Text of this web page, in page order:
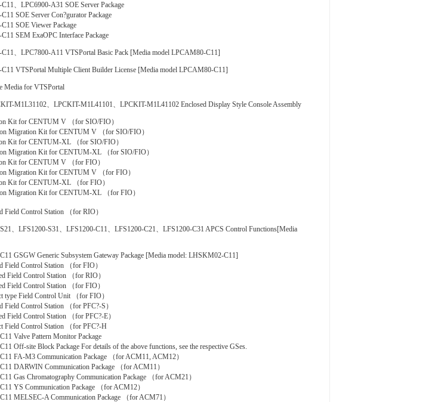
、LPC6900-A31 SOE Server Package
SOE Server Con?gurator Package
SOE Viewer Package
SEM ExaOPC Interface Package
、LPC7800-A11 VTSPortal Basic Pack [Media model LPCAM80-C11]
VTSPortal Multiple Client Builder License [Media model LPCAM80-C11]
Media for VTSPortal
M1L31102、LPCKIT-M1L41101、LPCKIT-M1L41102 Enclosed Display Style Console Assembly
Kit for CENTUM V （for SIO/FIO）
Migration Kit for CENTUM V （for SIO/FIO）
Kit for CENTUM-XL （for SIO/FIO）
Migration Kit for CENTUM-XL （for SIO/FIO）
Kit for CENTUM V （for FIO）
Migration Kit for CENTUM V （for FIO）
Kit for CENTUM-XL （for FIO）
Migration Kit for CENTUM-XL （for FIO）
Field Control Station （for RIO）
、LFS1200-S31、LFS1200-C11、LFS1200-C21、LFS1200-C31 APCS Control Functions[Media
GSGW Generic Subsystem Gateway Package [Media model: LHSKM02-C11]
Field Control Station （for FIO）
Field Control Station （for RIO）
Field Control Station （for FIO）
type Field Control Unit （for FIO）
Control Station （for PFC?-S）
Field Control Station （for PFC?-E）
Field Control Station （for PFC?-H
Valve Pattern Monitor Package
Off-site Block Package For details of the above functions, see the respective GSes.
FA-M3 Communication Package （for ACM11, ACM12）
DARWIN Communication Package （for ACM11）
Gas Chromatography Communication Package （for ACM21）
YS Communication Package （for ACM12）
MELSEC-A Communication Package （for ACM71）